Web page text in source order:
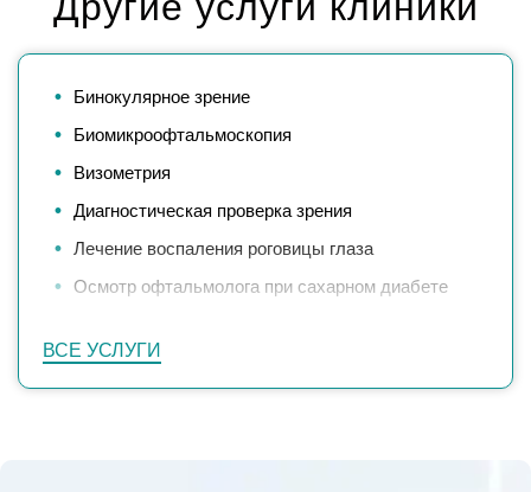
ВСЕ УСЛУГИ
Бинокулярное зрение
Биомикроофтальмоскопия
Визометрия
Диагностическая проверка зрения
Лечение воспаления роговицы глаза
Осмотр офтальмолога при сахарном диабете
Проверка зрения при беременности